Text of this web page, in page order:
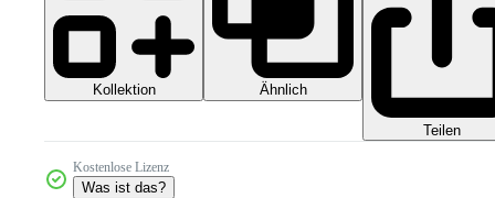
Kollektion Ähnlich
Teilen
Kostenlose Lizenz
Was ist das?